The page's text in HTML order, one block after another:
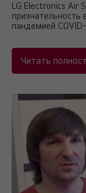
LG Electronics Air
признательность
пандемией
Читать